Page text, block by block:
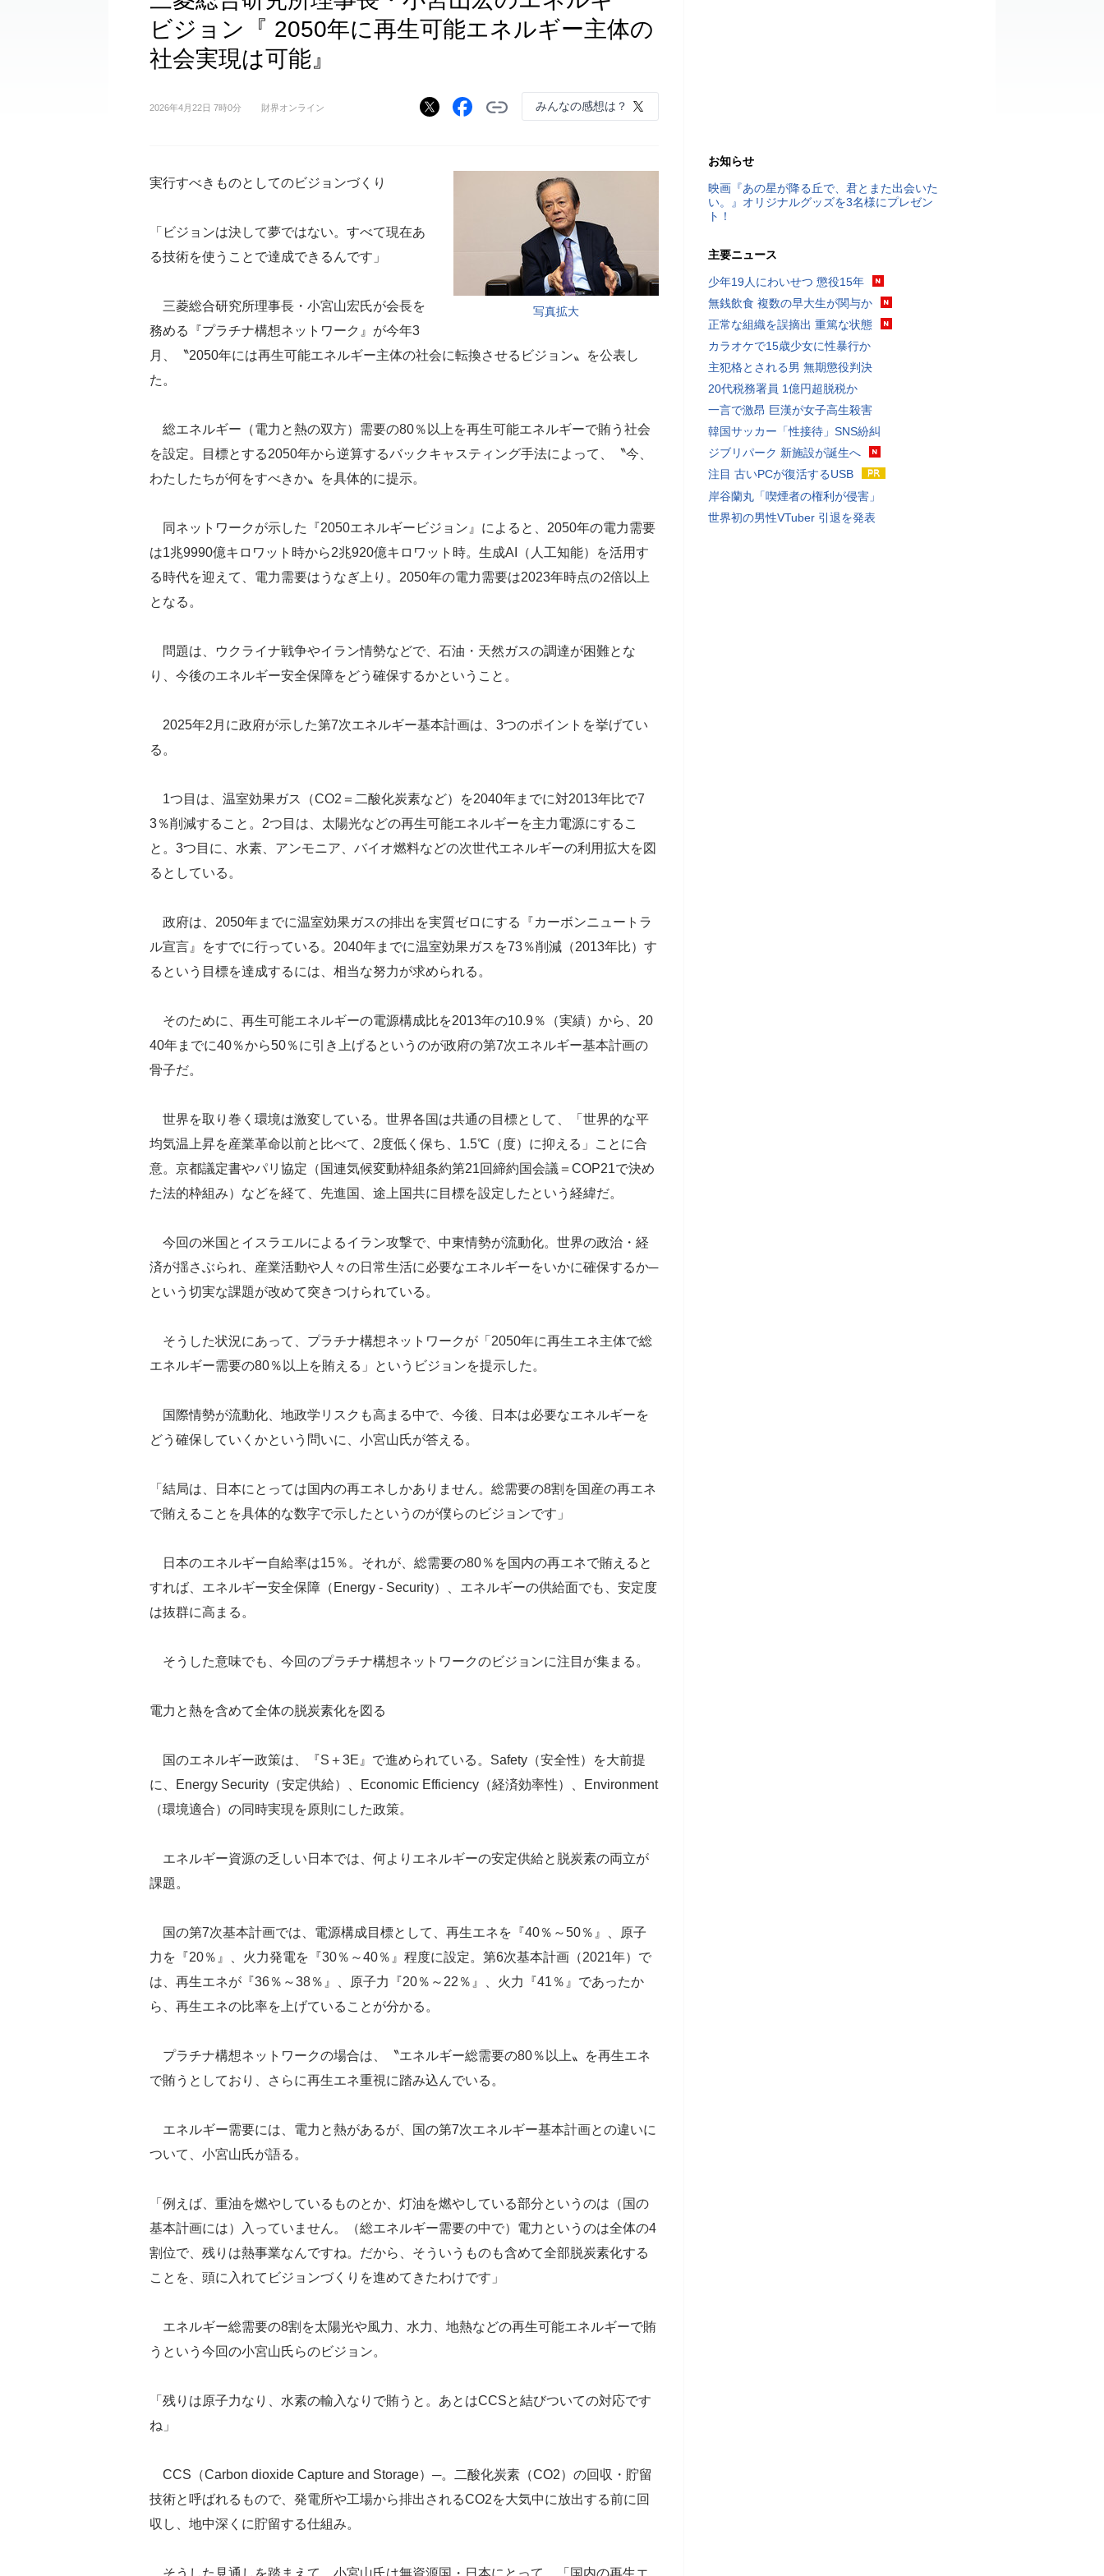
ビジョン『 2050年に再生可能エネルギー主体の
社会実現は可能』
2026年4月22日 7時0分 財界オンライン みんなの感想は？
写真拡大
実行すべきものとしてのビジョンづくり
「ビジョンは決して夢ではない。すべて現在あ
る技術を使うことで達成できるんです」
三菱総合研究所理事長・小宮山宏氏が会長を
務める『プラチナ構想ネットワーク』が今年3
月、〝2050年には再生可能エネルギー主体の社会に転換させるビジョン〟を公表し
た。
総エネルギー（電力と熱の双方）需要の80％以上を再生可能エネルギーで賄う社会
を設定。目標とする2050年から逆算するバックキャスティング手法によって、〝今、
わたしたちが何をすべきか〟を具体的に提示。
同ネットワークが示した『2050エネルギービジョン』によると、2050年の電力需要
は1兆9990億キロワット時から2兆920億キロワット時。生成AI（人工知能）を活用す
る時代を迎えて、電力需要はうなぎ上り。2050年の電力需要は2023年時点の2倍以上
となる。
問題は、ウクライナ戦争やイラン情勢などで、石油・天然ガスの調達が困難とな
り、今後のエネルギー安全保障をどう確保するかということ。
2025年2月に政府が示した第7次エネルギー基本計画は、3つのポイントを挙げてい
る。
1つ目は、温室効果ガス（CO2＝二酸化炭素など）を2040年までに対2013年比で7
3％削減すること。2つ目は、太陽光などの再生可能エネルギーを主力電源にするこ
と。3つ目に、水素、アンモニア、バイオ燃料などの次世代エネルギーの利用拡大を図
るとしている。
政府は、2050年までに温室効果ガスの排出を実質ゼロにする『カーボンニュートラ
ル宣言』をすでに行っている。2040年までに温室効果ガスを73％削減（2013年比）す
るという目標を達成するには、相当な努力が求められる。
そのために、再生可能エネルギーの電源構成比を2013年の10.9％（実績）から、20
40年までに40％から50％に引き上げるというのが政府の第7次エネルギー基本計画の
骨子だ。
世界を取り巻く環境は激変している。世界各国は共通の目標として、「世界的な平
均気温上昇を産業革命以前と比べて、2度低く保ち、1.5℃（度）に抑える」ことに合
意。京都議定書やパリ協定（国連気候変動枠組条約第21回締約国会議＝COP21で決め
た法的枠組み）などを経て、先進国、途上国共に目標を設定したという経緯だ。
今回の米国とイスラエルによるイラン攻撃で、中東情勢が流動化。世界の政治・経
済が揺さぶられ、産業活動や人々の日常生活に必要なエネルギーをいかに確保するか─
という切実な課題が改めて突きつけられている。
そうした状況にあって、プラチナ構想ネットワークが「2050年に再生エネ主体で総
エネルギー需要の80％以上を賄える」というビジョンを提示した。
国際情勢が流動化、地政学リスクも高まる中で、今後、日本は必要なエネルギーを
どう確保していくかという問いに、小宮山氏が答える。
「結局は、日本にとっては国内の再エネしかありません。総需要の8割を国産の再エネ
で賄えることを具体的な数字で示したというのが僕らのビジョンです」
日本のエネルギー自給率は15％。それが、総需要の80％を国内の再エネで賄えると
すれば、エネルギー安全保障（Energy - Security）、エネルギーの供給面でも、安定度
は抜群に高まる。
そうした意味でも、今回のプラチナ構想ネットワークのビジョンに注目が集まる。
電力と熱を含めて全体の脱炭素化を図る
国のエネルギー政策は、『S＋3E』で進められている。Safety（安全性）を大前提
に、Energy Security（安定供給）、Economic Efficiency（経済効率性）、Environment
（環境適合）の同時実現を原則にした政策。
エネルギー資源の乏しい日本では、何よりエネルギーの安定供給と脱炭素の両立が
課題。
国の第7次基本計画では、電源構成目標として、再生エネを『40％～50％』、原子
力を『20％』、火力発電を『30％～40％』程度に設定。第6次基本計画（2021年）で
は、再生エネが『36％～38％』、原子力『20％～22％』、火力『41％』であったか
ら、再生エネの比率を上げていることが分かる。
プラチナ構想ネットワークの場合は、〝エネルギー総需要の80％以上〟を再生エネ
で賄うとしており、さらに再生エネ重視に踏み込んでいる。
エネルギー需要には、電力と熱があるが、国の第7次エネルギー基本計画との違いに
ついて、小宮山氏が語る。
「例えば、重油を燃やしているものとか、灯油を燃やしている部分というのは（国の
基本計画には）入っていません。（総エネルギー需要の中で）電力というのは全体の4
割位で、残りは熱事業なんですね。だから、そういうものも含めて全部脱炭素化する
ことを、頭に入れてビジョンづくりを進めてきたわけです」
エネルギー総需要の8割を太陽光や風力、水力、地熱などの再生可能エネルギーで賄
うという今回の小宮山氏らのビジョン。
「残りは原子力なり、水素の輸入なりで賄うと。あとはCCSと結びついての対応です
ね」
CCS（Carbon dioxide Capture and Storage）─。二酸化炭素（CO2）の回収・貯留
技術と呼ばれるもので、発電所や工場から排出されるCO2を大気中に放出する前に回
収し、地中深くに貯留する仕組み。
そうした見通しを踏まえて、小宮山氏は無資源国・日本にとって、「国内の再生エ
お知らせ
映画『あの星が降る丘で、君とまた出会いた
い。』オリジナルグッズを3名様にプレゼン
ト！
主要ニュース
少年19人にわいせつ 懲役15年
無銭飲食 複数の早大生が関与か
正常な組織を誤摘出 重篤な状態
カラオケで15歳少女に性暴行か
主犯格とされる男 無期懲役判決
20代税務署員 1億円超脱税か
一言で激昂 巨漢が女子高生殺害
韓国サッカー「性接待」SNS紛糾
ジブリパーク 新施設が誕生へ
注目 古いPCが復活するUSB
岸谷蘭丸「喫煙者の権利が侵害」
世界初の男性VTuber 引退を発表